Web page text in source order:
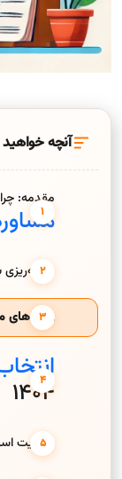
آنچه
مقدمه: چرا
برنامه‌ریزی برای
روش‌های
۱۴۰۴
مدیریت